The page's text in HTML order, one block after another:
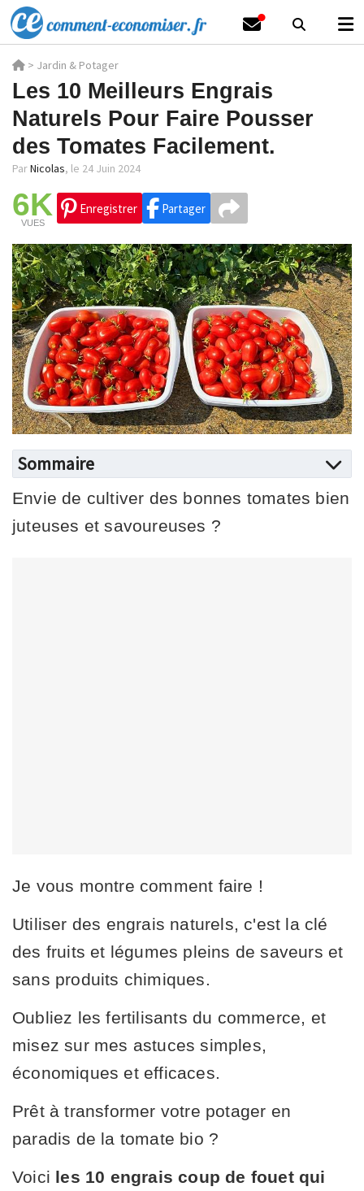
> Jardin & Potager
Les 10 Meilleurs Engrais
Naturels Pour Faire Pousser
des Tomates Facilement.
ParNicolas, le 24 Juin 2024
6K
VUES
Enregistrer Partager
Sommaire
Envie de cultiver des bonnes tomates bien
juteuses et savoureuses ?
Je vous montre comment faire !
Utiliser des engrais naturels, c'est la clé
des fruits et légumes pleins de saveurs et
sans produits chimiques.
Oubliez les fertilisants du commerce, et
misez sur mes astuces simples,
économiques et efficaces.
Prêt à transformer votre potager en
paradis de la tomate bio ?
Voici les 10 engrais coup de fouet qui